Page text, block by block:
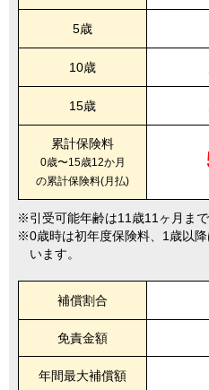
5歳
10歳
15歳
累計保険料
0歳〜15歳12か月
の累計保険料(月払)
引受可能年齢は11歳11ヶ月まで
0歳時は初年度保険料、1歳以
います。
補償割合
免責金額
年間最大補償額